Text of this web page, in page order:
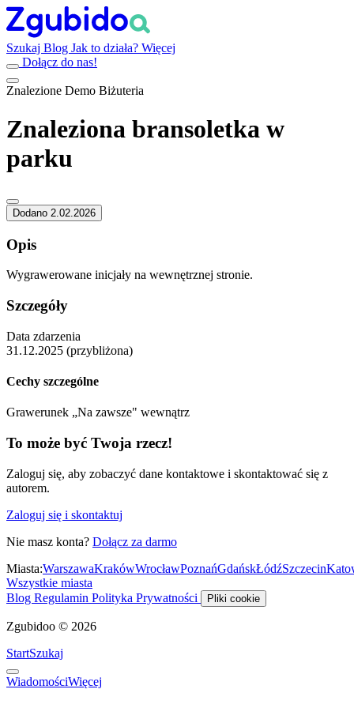
Szukaj Blog Jak to działa? Więcej
Dołącz do nas!
Znalezione Demo Biżuteria
Znaleziona bransoletka w
parku
Dodano 2.02.2026
Opis
Wygrawerowane inicjały na wewnętrznej stronie.
Szczegóły
Data zdarzenia
31.12.2025 (przybliżona)
Cechy szczególne
Grawerunek „Na zawsze" wewnątrz
To może być Twoja rzecz!
Zaloguj się, aby zobaczyć dane kontaktowe i skontaktować się z
autorem.
Zaloguj się i skontaktuj
Nie masz konta? Dołącz za darmo
Miasta:WarszawaKrakówWrocławPoznańGdańskŁódźSzczecin
Wszystkie miasta
Blog Regulamin Polityka Prywatności Pliki cookie
Zgubidoo © 2026
StartSzukaj
WiadomościWięcej